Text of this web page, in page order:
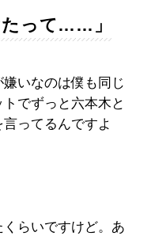
たって……」
いなのは僕も同じ
でずっと六本木と
ってるんですよ
らいですけど。あ